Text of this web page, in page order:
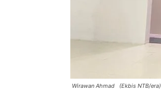
Wirawan Ahmad (Ekbis NTB/era)